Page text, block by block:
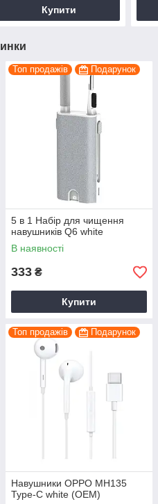
Купити
Топ продажів Подарунок
5 в 1 Набір для чищення
навушників Q6 white
В наявності
333 ₴
Купити
Топ продажів Подарунок
Навушники OPPO MH135
Type-C white (OEM)